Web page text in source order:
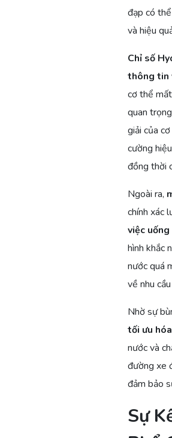
đạp có
và hiệu
Chỉ số
thông tin
cơ thể
quan
giải của
cường
đồng thời
Ngoài ra,
chính xác
việc
hình khắc
nước quá
về nhu
Nhờ sự
tối ưu
nước và
đường xe
đảm bảo
Sự